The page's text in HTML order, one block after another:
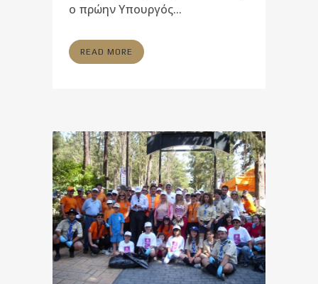
ο πρώην Υπουργός...
READ MORE